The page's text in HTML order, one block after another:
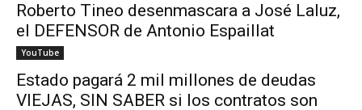
Roberto Tineo desenmascara a José Laluz,
el DEFENSOR de Antonio Espaillat
YouTube
Estado pagará 2 mil millones de deudas
VIEJAS, SIN SABER si los contratos son